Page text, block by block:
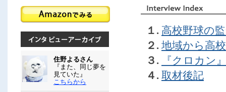
住野よるさん
『また、同じ夢を
見ていた』
こちらから
１. 高校野球の
２. 地域から高
３.
『クロカン
４. 取材後記